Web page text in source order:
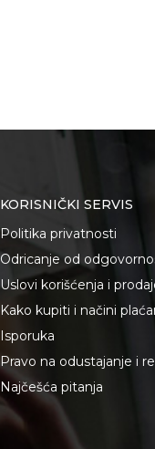
KORISNIČKI SERVIS
Politika privatnosti
Odricanje od
Uslovi korišćenja i
Kako kupiti i načini
Isporuka
Pravo na odustajanje i
Najčešća pitanja